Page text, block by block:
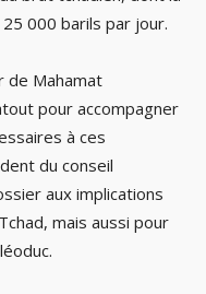
000 barils par jour.
de Mahamat
pour accompagner
à ces
du conseil
aux implications
mais aussi pour